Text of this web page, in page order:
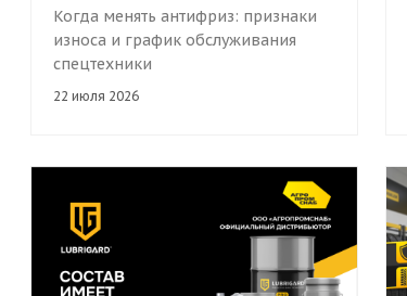
Когда менять антифриз: признаки
износа и график обслуживания
спецтехники
22 июля 2026